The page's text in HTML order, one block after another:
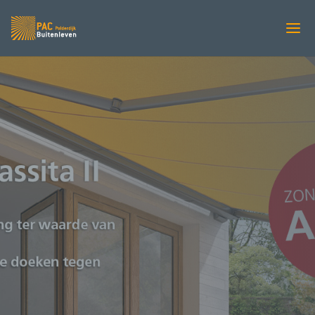
ZONWERING
Dubbel voordeel met
het design
zonnescherm van
Weinor!
PAC Zonweringen 5 5
Weinor 5